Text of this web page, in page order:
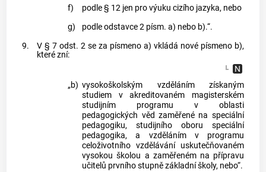
f)
podle § 12 jen pro výuku cizího jazyka, nebo
g)
podle odstavce 2 písm. a) nebo b).“.
9.
V § 7 odst. 2 se za písmeno a) vkládá nové písmeno b),
které zní:
„b) vysokoškolským vzděláním získaným
studiem v akreditovaném magisterském
studijním programu v oblasti
pedagogických věd zaměřené na speciální
pedagogiku, studijního oboru speciální
pedagogika, a vzděláním v programu
celoživotního vzdělávání uskutečňovaném
vysokou školou a zaměřeném na přípravu
učitelů prvního stupně základní školy, nebo“.